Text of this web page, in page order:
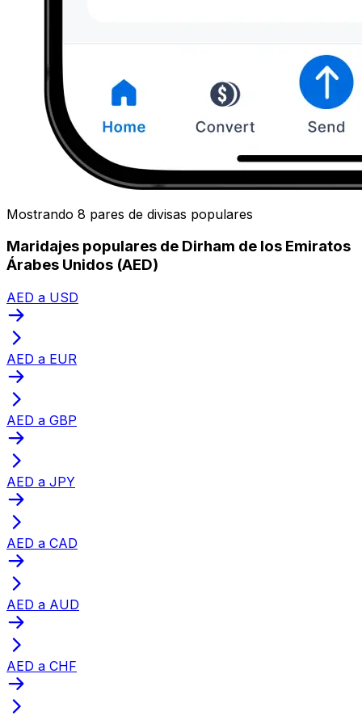
Mostrando 8 pares de divisas populares
Maridajes populares de Dirham de los Emiratos
Árabes Unidos (AED)
AED a USD
AED a EUR
AED a GBP
AED a JPY
AED a CAD
AED a AUD
AED a CHF